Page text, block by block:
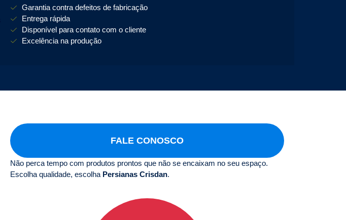
Garantia contra defeitos de fabricação
Entrega rápida
Disponível para contato com o cliente
Excelência na produção
FALE CONOSCO
Não perca tempo com produtos prontos que não se encaixam no seu espaço.
Escolha qualidade, escolha Persianas Crisdan.